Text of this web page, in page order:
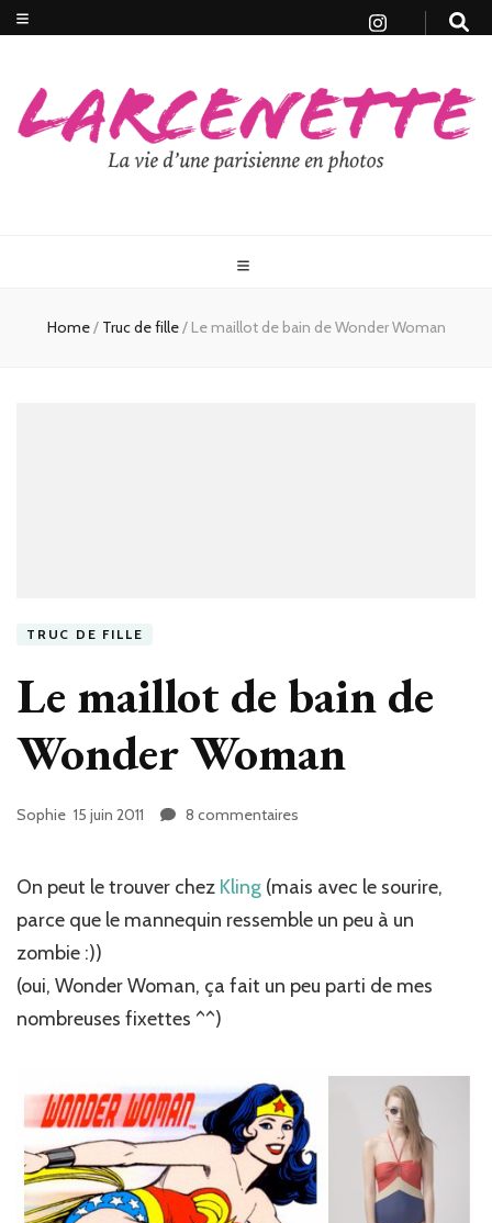
Home/ Truc de fille/ Le maillot de bain de Wonder Woman
TRUC DE FILLE
Le maillot de bain de
Wonder Woman
Sophie 15 juin 2011 8 commentaires
de
bain
de
On peut le trouver chez Kling (mais avec le sourire,
parce que le mannequin ressemble un peu à un
zombie :))
(oui, Wonder Woman, ça fait un peu parti de mes
nombreuses fixettes ^^)